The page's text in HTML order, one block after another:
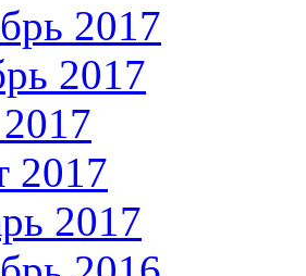
2017
2017
2017
2017